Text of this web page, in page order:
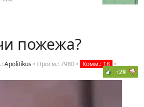
пожежа?
Apolitikus • Просм.: 7980 • Комм.: 18 •
+29